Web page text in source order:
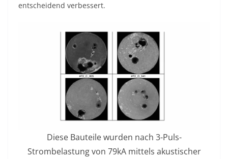
entscheidend verbessert.
Diese Bauteile wurden nach 3-Puls-
Strombelastung von 79kA mittels akustischer